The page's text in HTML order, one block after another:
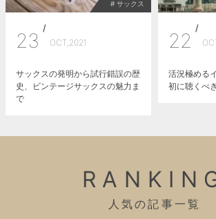
# サックス
23
/
OCT,2021
サックスの発明から試行錯誤の歴
史、ビンテージサックスの魅力ま
で
22
/
活況極める
初に聴くべ
人気の記事一覧